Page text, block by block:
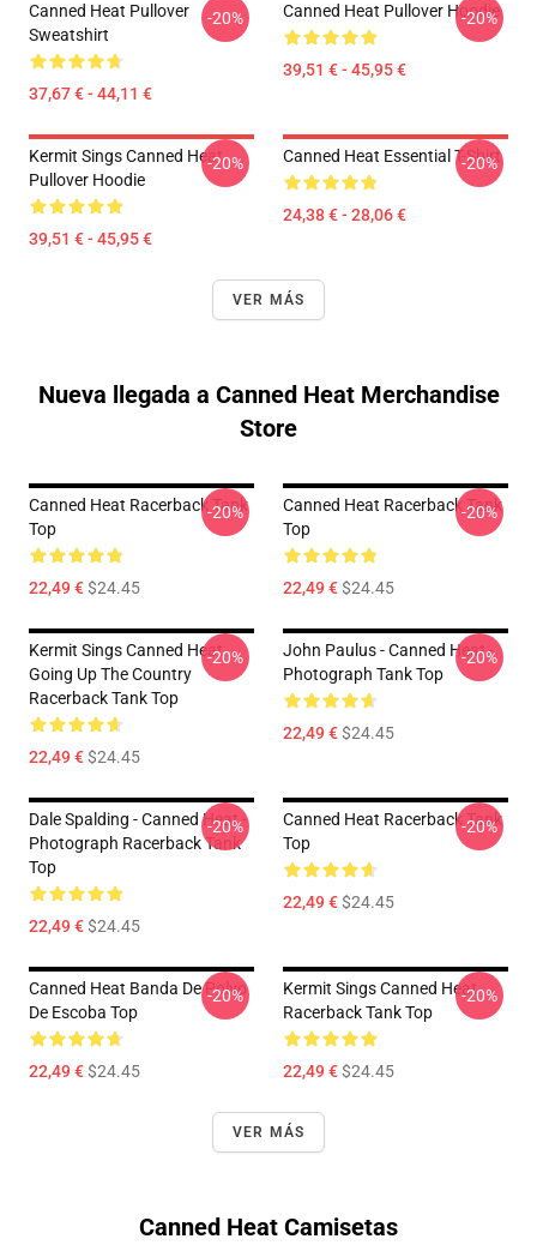
Canned Heat Pullover
Sweatshirt
37,67 € - 44,11 €
-20% Canned Heat Pullover Hoodie
39,51 € - 45,95 €
-20%
Kermit Sings Canned Heat
Pullover Hoodie
39,51 € - 45,95 €
-20% Canned Heat Essential T-Shirt
24,38 € - 28,06 €
-20%
VER MÁS
Nueva llegada a Canned Heat Merchandise
Store
Canned Heat Racerback Tank
Top
22,49 €$24.45
-20%
Canned Heat Racerback Tank
Top
22,49 €$24.45
-20%
Kermit Sings Canned Heat
Going Up The Country
Racerback Tank Top
22,49 €$24.45
-20%
John Paulus - Canned Heat -
Photograph Tank Top
22,49 €$24.45
-20%
Dale Spalding - Canned Heat -
Photograph Racerback Tank
Top
22,49 €$24.45
-20%
Canned Heat Racerback Tank
Top
22,49 €$24.45
-20%
Canned Heat Banda De Polvo
De Escoba Top
22,49 €$24.45
-20%
Kermit Sings Canned Heat
Racerback Tank Top
22,49 €$24.45
-20%
VER MÁS
Canned Heat Camisetas